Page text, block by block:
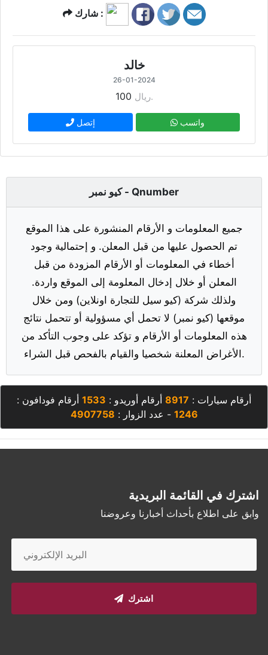
شارك :
خالد
26-01-2024
100 ريال.
إتصل واتسب
كيو نمبر - Qnumber
جميع المعلومات و الأرقام المنشورة على هذا الموقع
تم الحصول عليها من قبل المعلن. و إحتمالية وجود
أخطاء في المعلومات أو الأرقام المزودة من قبل
المعلن أو خلال إدخال المعلومة إلى الموقع واردة.
ولذلك شركة (كيو سيل للتجارة اونلاين) ومن خلال
موقعها (كيو نمبر) لا تحمل أي مسؤولية أو تتحمل نتائج
هذه المعلومات أو الأرقام و تؤكد على وجوب التأكد من
الأغراض المعلنة شخصيا والقيام بالفحص قبل الشراء.
أرقام سيارات : 8917 أرقام أوريدو : 1533 أرقام فودافون :
1246 - عدد الزوار : 4907758
اشترك في القائمة البريدية
وابق على اطلاع بأحداث أخبارنا وعروضنا
اشترك